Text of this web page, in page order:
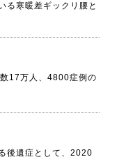
る寒暖差ギックリ腰と
17万人、4800症例の
後遺症として、2020